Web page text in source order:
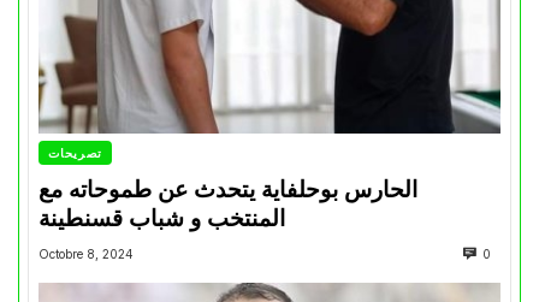
تصريحات
الحارس بوحلفاية يتحدث عن طموحاته مع
المنتخب و شباب قسنطينة
Octobre 8, 2024 0